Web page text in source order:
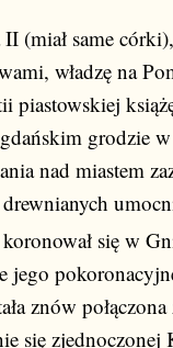
(miał same
władzę na
piastowskiej
grodzie
nad miastem
się w
jego
znów
się